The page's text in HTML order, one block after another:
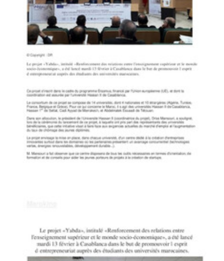
L'ESPRIT D’ENTREPRENEURIAT AUPRÈS DES ÉTUDIANTS
Yabda on the Media PDF 91.34K